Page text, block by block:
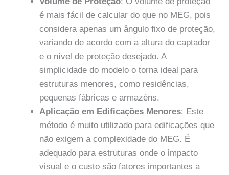
é mais fácil de calcular do que no MEG, pois
considera apenas um ângulo fixo de proteção,
variando de acordo com a altura do captador
e o nível de proteção desejado. A
simplicidade do modelo o torna ideal para
estruturas menores, como residências,
pequenas fábricas e armazéns.
Aplicação em Edificações Menores: Este
método é muito utilizado para edificações que
não exigem a complexidade do MEG. É
adequado para estruturas onde o impacto
visual e o custo são fatores importantes a